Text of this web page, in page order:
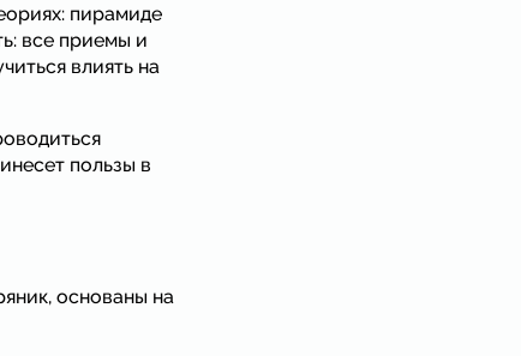
пирамиде
все приемы и
влиять на
пользы в
основаны на